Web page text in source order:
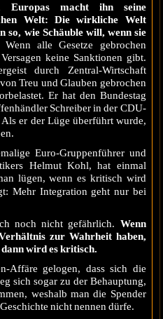
Europas macht ihn seine
Welt: Die wirkliche Welt
wie Schäuble will, wenn sie
Wenn alle Gesetze gebrochen
keine Sanktionen gibt.
durch Zentral-Wirtschaft
Treu und Glauben gebrochen
Er hat den Bundestag
Schreiber in der CDU-
er der Lüge überführt wurde,
Euro-Gruppenführer und
Helmut Kohl, hat einmal
lügen, wenn es kritisch wird
Mehr Integration geht nur bei
noch nicht gefährlich. Wenn
zur Wahrheit haben,
wird es kritisch.
Affäre gelogen, dass sich die
sich sogar zu der Behauptung,
weshalb man die Spender
nicht nennen dürfe.